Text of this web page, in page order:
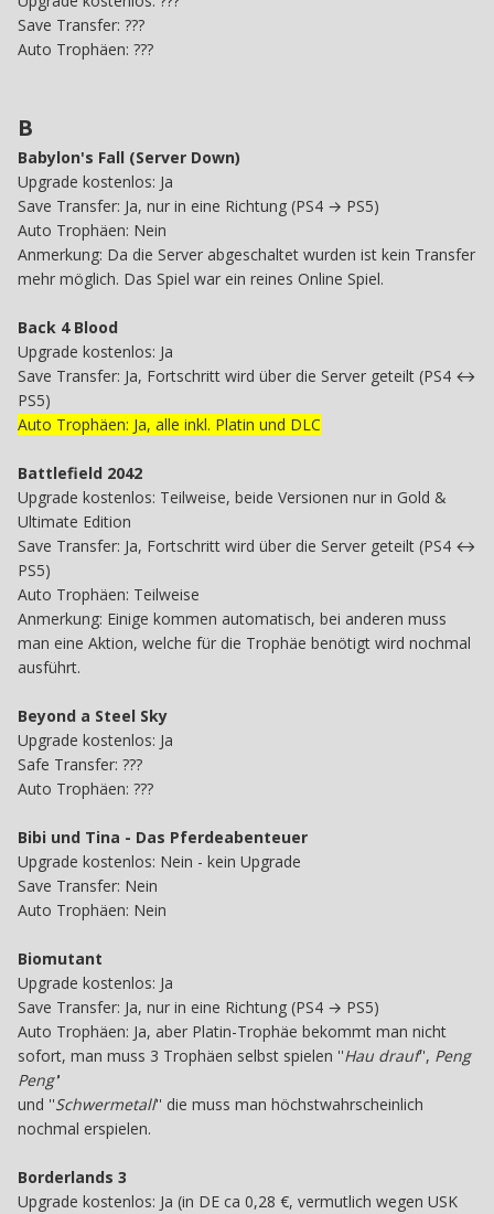
Save Transfer: ???
Auto Trophäen: ???
B
Babylon's Fall (Server Down)
Upgrade kostenlos: Ja
Save Transfer: Ja, nur in eine Richtung (PS4 → PS5)
Auto Trophäen: Nein
Anmerkung: Da die Server abgeschaltet wurden ist kein Transfer
mehr möglich. Das Spiel war ein reines Online Spiel.
Back 4 Blood
Upgrade kostenlos: Ja
Save Transfer: Ja, Fortschritt wird über die Server geteilt (PS4 ↔
PS5)
Auto Trophäen: Ja, alle inkl. Platin und DLC
Battlefield 2042
Upgrade kostenlos: Teilweise, beide Versionen nur in Gold &
Ultimate Edition
Save Transfer: Ja, Fortschritt wird über die Server geteilt (PS4 ↔
PS5)
Auto Trophäen: Teilweise
Anmerkung: Einige kommen automatisch, bei anderen muss
man eine Aktion, welche für die Trophäe benötigt wird nochmal
ausführt.
Beyond a Steel Sky
Upgrade kostenlos: Ja
Safe Transfer: ???
Auto Trophäen: ???
Bibi und Tina - Das Pferdeabenteuer
Upgrade kostenlos: Nein - kein Upgrade
Save Transfer: Nein
Auto Trophäen: Nein
Biomutant
Upgrade kostenlos: Ja
Save Transfer: Ja, nur in eine Richtung (PS4 → PS5)
Auto Trophäen: Ja, aber Platin-Trophäe bekommt man nicht
sofort, man muss 3 Trophäen selbst spielen ''Hau drauf'', Peng
Peng''
und ''Schwermetall'' die muss man höchstwahrscheinlich
nochmal erspielen.
Borderlands 3
Upgrade kostenlos: Ja (in DE ca 0,28 €, vermutlich wegen USK